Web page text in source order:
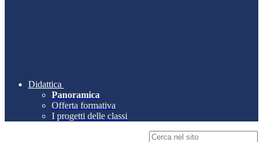
Didattica
Panoramica
Offerta formativa
I progetti delle classi